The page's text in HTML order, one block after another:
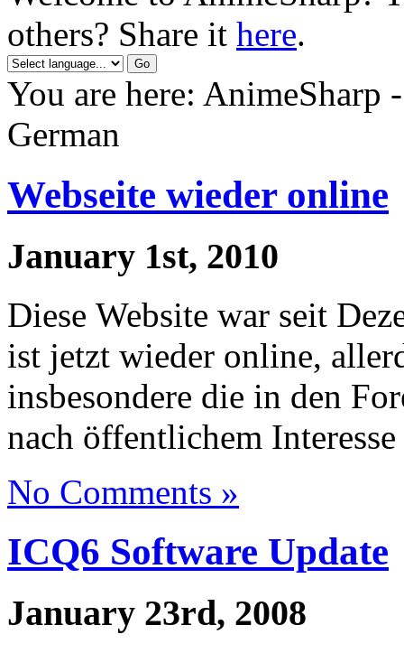
others? Share it here.
You are here: AnimeSharp
German
Webseite wieder online
January 1st, 2010
Diese Website war seit
ist jetzt wieder online,
insbesondere die in den
nach öffentlichem
No Comments »
ICQ6 Software Update
January 23rd, 2008